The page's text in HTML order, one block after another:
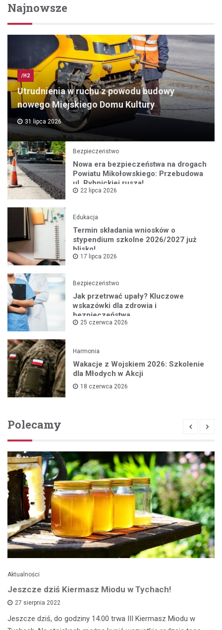
Najnowsze
/H2
Utrudnienia w ruchu z powodu budowy
nowego Miejskiego Domu Kultury
31 lipca 2026
Bezpieczeństwo
Nowa era bezpieczeństwa na drogach
Powiatu Mikołowskiego: Przebudowa
ul. Rybnickiej rusza!
22 lipca 2026
Edukacja
Termin składania wniosków o
stypendium szkolne 2026/2027 już
blisko!
17 lipca 2026
Bezpieczeństwo
Jak przetrwać upały? Kluczowe
wskazówki dla zdrowia i
bezpieczeństwa
25 czerwca 2026
Harmonia
Wakacje z Wojskiem 2026: Szkolenie
dla Młodych w Akcji
18 czerwca 2026
Polecamy
Aktualności
Jeszcze dziś Kiermasz Miodu w Tychach!
27 sierpnia 2022
Jeszcze dziś, do godziny 14.00 trwa III Kiermasz Miodu w